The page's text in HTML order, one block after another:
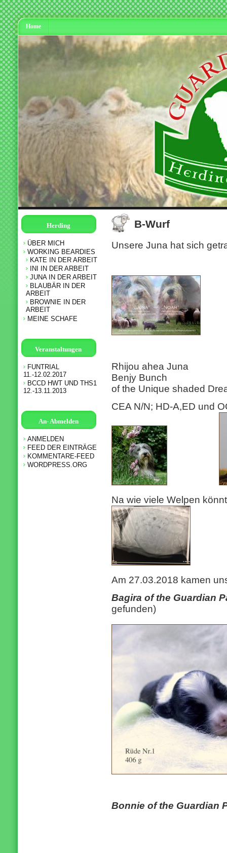
Home
Herding
ÜBER MICH
WORKING BEARDIES
KATE IN DER ARBEIT
INI IN DER ARBEIT
JUNA IN DER ARBEIT
BLAUBÄR IN DER
ARBEIT
BROWNIE IN DER
ARBEIT
MEINE SCHAFE
Veranstaltungen
FUNTRIAL
11.-12.02.2017
BCCD HWT UND THS1
12.-13.11.2013
An- Abmelden
ANMELDEN
FEED DER EINTRÄGE
KOMMENTARE-FEED
WORDPRESS.ORG
B-Wurf
Unsere Juna hat sich
Rhijou ahea
Benjy Bunch
of the Unique shaded
CEA N/N; HD-A,ED
Na wie viele Welpen
Am 27.03.2018 kamen
Bagira of the Guardian
gefunden)
Bonnie of the Guardian